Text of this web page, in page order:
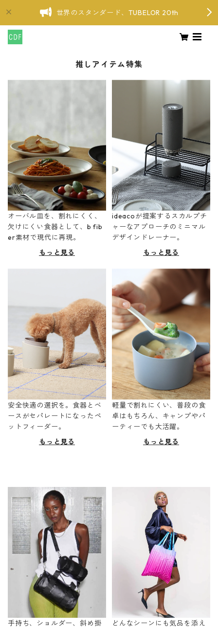
世界のスタンダード、TUBELOR 20th
推しアイテム特集
オーバル皿を、割れにくく、
欠けにくい食器として、b fib
er素材で現代に再現。
もっと見る
ideacoが提案するスカルプチ
ャーなアプローチのミニマル
デザインドレーナー。
もっと見る
安全快適の選択を。食器とベ
ースがセパレートになったペ
ットフィーダー。
もっと見る
軽量で割れにくい、普段の食
卓はもちろん、キャンプやパ
ーティーでも大活躍。
もっと見る
手持ち、ショルダー、斜め掛
どんなシーンにも気品を添え